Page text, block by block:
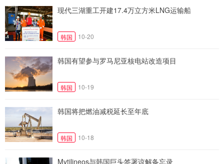
现代三湖重工开建17.4万立方米LNG运输船
韩国 10-20
韩国有望参与罗马尼亚核电站改造项目
韩国 10-19
韩国将把燃油减税延长至年底
韩国 10-18
Mytilineos与韩国巨头签署谅解备忘录